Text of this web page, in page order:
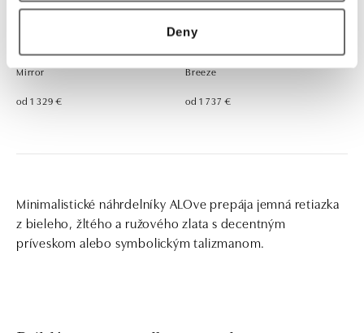
Deny
Náhrdelník s ametystom Satin
Mirror
od 1 329 €
ALO
Náhrdelník s ametystom Aurum
Breeze
od 1 737 €
Minimalistické náhrdelníky ALOve prepája jemná retiazka
z bieleho, žltého a ružového zlata s decentným
príveskom alebo symbolickým talizmanom.